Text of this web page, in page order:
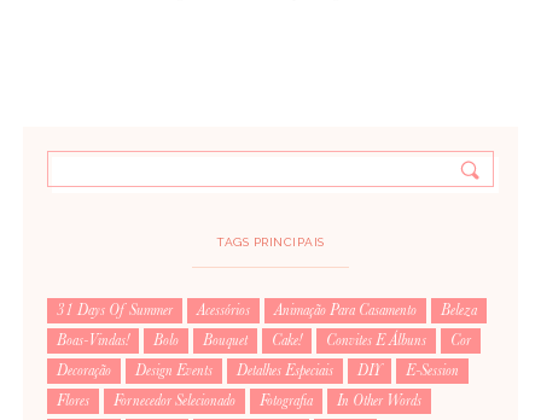
TAGS PRINCIPAIS
31 Days Of Summer Acessórios Animação Para Casamento
Beleza
Boas-Vindas!
Bolo Bouquet Cake! Convites E Álbuns
Cor
Decoração
Design Events Detalhes Especiais DIY
E-Session
Flores
Fornecedor Selecionado Fotografia
In Other Words